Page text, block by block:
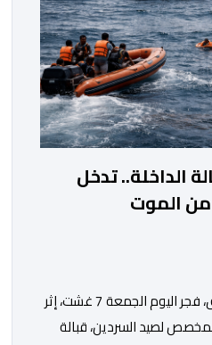
الداخلة.. تدخل
نجا 18 بحارا من موت محقق، فجر اليوم الجمعة 7 غشت، إثر
لصيد السردين، قبالة